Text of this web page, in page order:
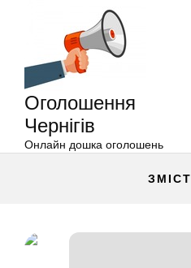
Оголошення
Чернігів
Онлайн дошка оголошень
ЗМІСТ